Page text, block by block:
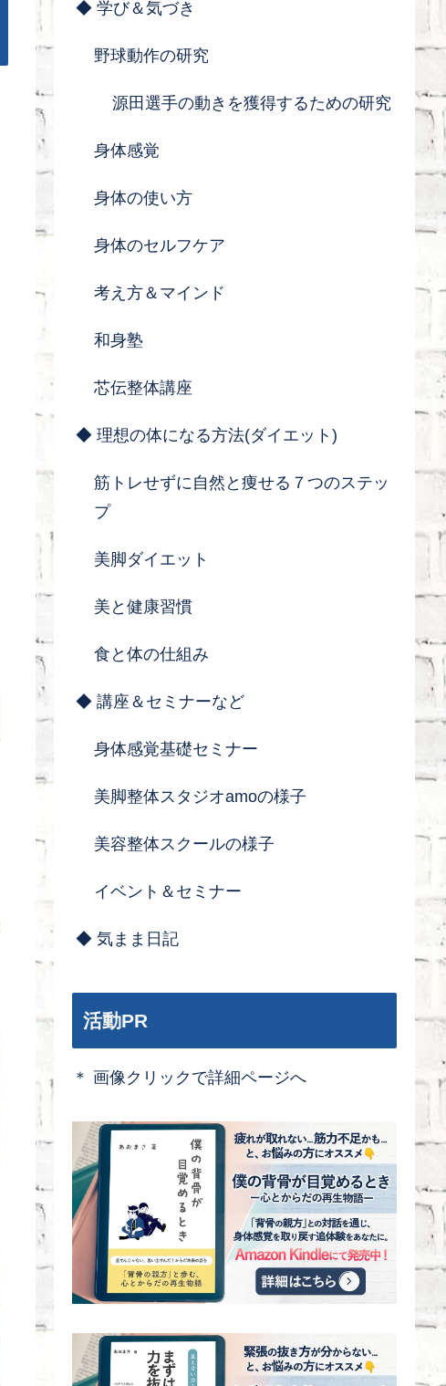
◆ 学び＆気づき
野球動作の研究
源田選手の動きを獲得するための研究
身体感覚
身体の使い方
身体のセルフケア
考え方＆マインド
和身塾
芯伝整体講座
◆ 理想の体になる方法(ダイエット)
筋トレせずに自然と痩せる７つのステッ
プ
美脚ダイエット
美と健康習慣
食と体の仕組み
◆ 講座＆セミナーなど
身体感覚基礎セミナー
美脚整体スタジオamoの様子
美容整体スクールの様子
イベント＆セミナー
◆ 気まま日記
活動PR
＊ 画像クリックで詳細ページへ